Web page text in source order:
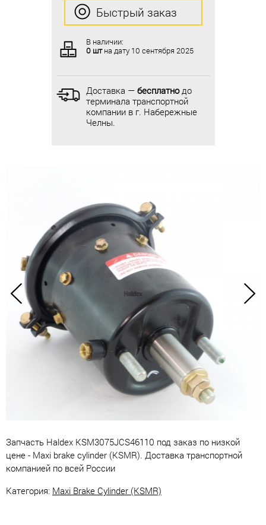
Быстрый заказ
В наличии:
0 штна дату 10 сентября 2025
Доставка — бесплатнодо
терминала транспортной
компании в г. Набережные
Челны.
Быстрый заказ
В наличии:
0 штна дату 10 сентября 2025
Доставка — бесплатнодо
терминала транспортной
компании в г. Набережные
Челны.
Запчасть Haldex KSM3075JCS46110 под заказ по низкой
цене - Maxi brake cylinder (KSMR). Доставка транспортной
компанией по всей России
Категория: Maxi Brake Cylinder (KSMR)